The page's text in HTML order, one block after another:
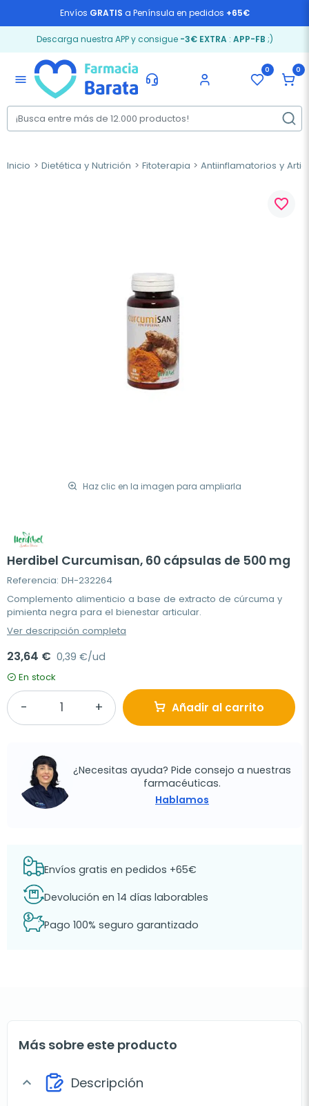
Envíos GRATIS a Península en pedidos +65€
Descarga nuestra APP y consigue -3€ EXTRA: APP-FB ;)
menu
0 0
Inicio Dietética y Nutrición Fitoterapia Antiinflamatorios y
Haz clic en la imagen para ampliarla
favorite_border
Herdibel Curcumisan, 60 cápsulas de 500 mg
Referencia: DH-232264
Complemento alimenticio a base de extracto de cúrcuma y
pimienta negra para el bienestar articular.
Ver descripción completa
23,64 € 0,39 €/ud
En stock
Añadir al carrito
¿Necesitas ayuda? Pide consejo a nuestras
farmacéuticas.
Hablamos
Envíos gratis en pedidos +65€
Devolución en 14 días laborables
Pago 100% seguro garantizado
Más sobre este producto
expand_more Descripción